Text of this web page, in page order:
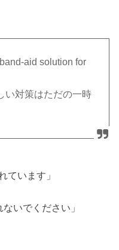
aid solution for
い対策はただの一時
ています」
いでください」